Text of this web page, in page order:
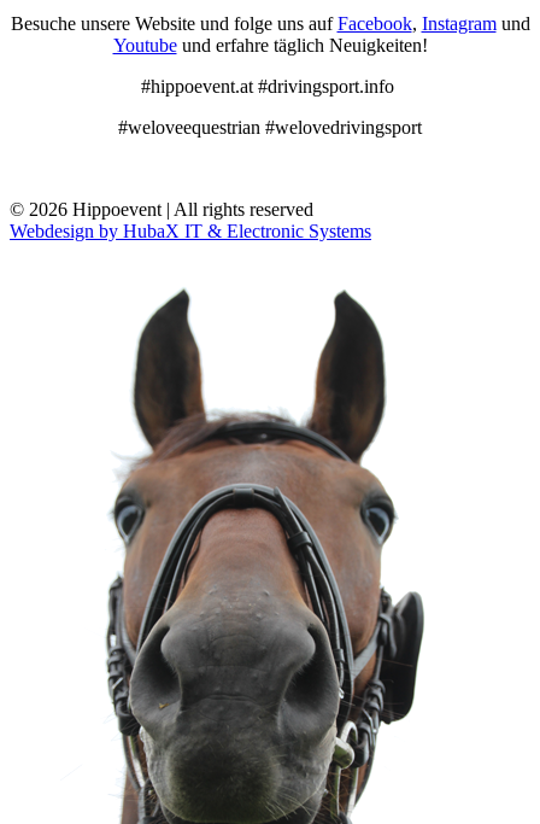
Besuche unsere Website und folge uns aufFacebook, Instagramund
Youtubeund erfahre täglich Neuigkeiten!
#hippoevent.at #drivingsport.info
#weloveequestrian #welovedrivingsport
© 2026 Hippoevent | All rights reserved
Webdesign by HubaX IT & Electronic Systems